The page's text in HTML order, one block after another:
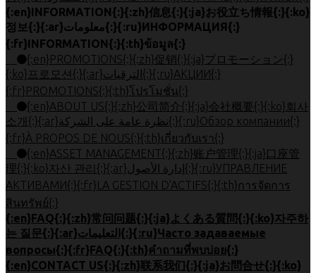
{:en}INFORMATION{:}{:zh}信息{:}{:ja}お役立ち情報{:}{:ko}
정보{:}{:ar}معلومات{:}{:ru}ИНФОРМАЦИЯ{:}
{:fr}INFORMATION{:}{:th}ข้อมูล{:}
{:en}PROMOTIONS{:}{:zh}促销{:}{:ja}プロモーション{:}
{:ko}프로모션{:}{:ar}الترقيات{:}{:ru}АКЦИИ{:}
{:fr}PROMOTIONS{:}{:th}โปรโมชั่น{:}
{:en}ABOUT US{:}{:zh}公司简介{:}{:ja}会社概要{:}{:ko}회사
소개{:}{:ar}نظرة عامة على الشركة{:}{:ru}Обзор компании{:}
{:fr}À PROPOS DE NOUS{:}{:th}เกี่ยวกับเรา{:}
{:en}ASSET MANAGEMENT{:}{:zh}账户管理{:}{:ja}口座管
理{:}{:ko}자산 관리{:}{:ar}إدارة الأصول{:}{:ru}УПРАВЛЕНИЕ
АКТИВАМИ{:}{:fr}LA GESTION D'ACTIFS{:}{:th}การจัดการ
สินทรัพย์{:}
{:en}FAQ{:}{:zh}常问问题{:}{:ja}よくある質問{:}{:ko}자주하
는 질문{:}{:ar}التعليمات{:}{:ru}Часто задаваемые
вопросы{:}{:fr}FAQ{:}{:th}คำถามที่พบบ่อย{:}
{:en}CONTACT US{:}{:zh}联系我们{:}{:ja}お問合せ{:}{:ko}